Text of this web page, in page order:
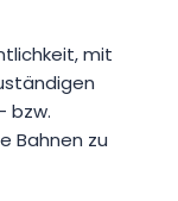
mit
bzw.
Bahnen zu